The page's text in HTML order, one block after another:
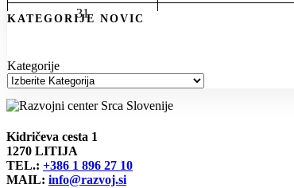
31
KATEGORIJE NOVIC
Kategorije
Kidričeva cesta 1
1270 LITIJA
TEL.: +386 1 896 27 10
MAIL: info@razvoj.si